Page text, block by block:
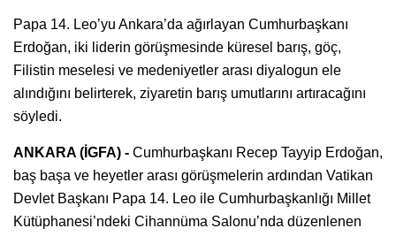
Papa 14. Leo’yu Ankara’da ağırlayan Cumhurbaşkanı
Erdoğan, iki liderin görüşmesinde küresel barış, göç,
Filistin meselesi ve medeniyetler arası diyalogun ele
alındığını belirterek, ziyaretin barış umutlarını artıracağını
söyledi.
ANKARA (İGFA) - Cumhurbaşkanı Recep Tayyip Erdoğan,
baş başa ve heyetler arası görüşmelerin ardından Vatikan
Devlet Başkanı Papa 14. Leo ile Cumhurbaşkanlığı Millet
Kütüphanesi’ndeki Cihannüma Salonu’nda düzenlenen